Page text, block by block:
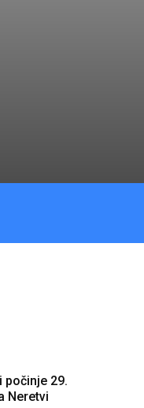
počinje 29.
Neretvi